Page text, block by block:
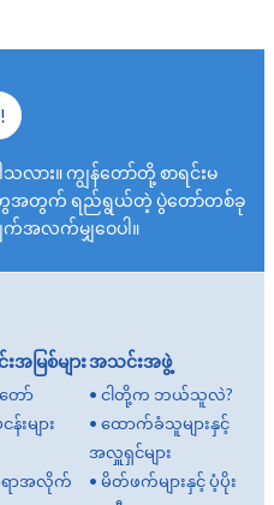
လား။ ကျွန်တော်တို့ စာရင်းမ
အတွက် ရည်ရွယ်တဲ့ ပွဲတော်တစ်ခု
က်အလက်မျှဝေပါ။
မြစ်များ
တော်
းများ
ရာအလိုက်
အသင်းအဖွဲ့
•ငါတို့က ဘယ်သူလဲ?
•ထောက်ခံသူများနှင့်
အလှူရှင်များ
•မိတ်ဖက်များနှင့် ပံ့ပိုး